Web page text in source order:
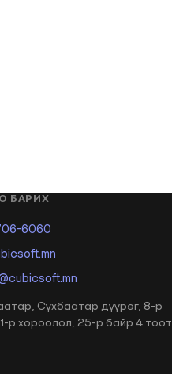
БАРИХ
6060
Сүхбаатар дүүрэг, 8-р
р хороолол, 25-р байр 4 тоот